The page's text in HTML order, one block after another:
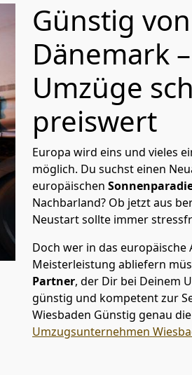
Günstig von
Dänemark
Umzüge
preiswert
Europa wird eins und vieles
möglich. Du suchst einen
europäischen
Nachbarland? Ob jetzt aus
Neustart sollte immer
Doch wer in das
Meisterleistung abliefern
Partner, der Dir bei Deinem
günstig und kompetent zur
Wiesbaden Günstig genau
Umzugsunternehmen